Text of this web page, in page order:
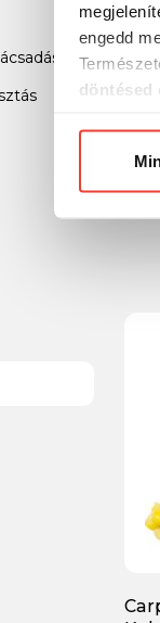
engedd
döntésed
világbajnok